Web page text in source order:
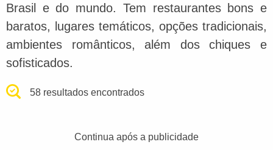
Brasil e do mundo. Tem restaurantes bons e
baratos, lugares temáticos, opções tradicionais,
ambientes românticos, além dos chiques e
sofisticados.
58 resultados encontrados
Continua após a publicidade